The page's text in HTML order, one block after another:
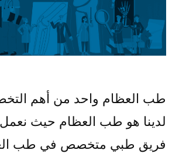
طب العظام واحد من أهم
لدينا هو طب العظام حيث
فريق طبي متخصص في طب